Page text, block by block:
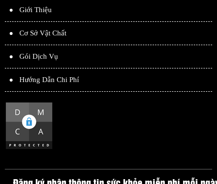
Giới Thiệu
Cơ Sở Vật Chất
Gói Dịch Vụ
Hướng Dẫn Chi Phí